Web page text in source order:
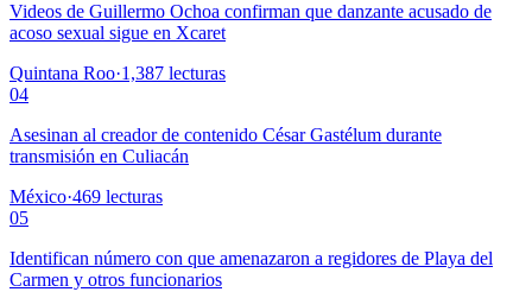
Videos de Guillermo Ochoa confirman que danzante acusado de
acoso sexual sigue en Xcaret
Quintana Roo·1,387 lecturas
04
Asesinan al creador de contenido César Gastélum durante
transmisión en Culiacán
México·469 lecturas
05
Identifican número con que amenazaron a regidores de Playa del
Carmen y otros funcionarios